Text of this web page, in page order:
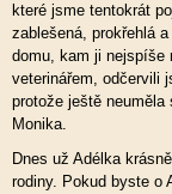
které jsme tentokrát
zablešená, prokřehlá
domu, kam ji nejspíše
veterinářem, odčervili
protože ještě
Monika.
Dnes už Adélka
rodiny. Pokud byste o